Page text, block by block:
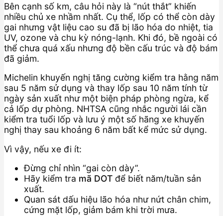
Bên cạnh số km, câu hỏi này là “nút thắt” khiến
nhiều chủ xe nhầm nhất. Cụ thể, lốp có thể còn dày
gai nhưng vật liệu cao su đã bị lão hóa do nhiệt, tia
UV, ozone và chu kỳ nóng-lạnh. Khi đó, bề ngoài có
thể chưa quá xấu nhưng độ bền cấu trúc và độ bám
đã giảm.
Michelin khuyến nghị tăng cường kiểm tra hằng năm
sau 5 năm sử dụng và thay lốp sau 10 năm tính từ
ngày sản xuất như một biện pháp phòng ngừa, kể
cả lốp dự phòng. NHTSA cũng nhắc người lái cần
kiểm tra tuổi lốp và lưu ý một số hãng xe khuyến
nghị thay sau khoảng 6 năm bất kể mức sử dụng.
Vì vậy, nếu xe đi ít:
Đừng chỉ nhìn “gai còn dày”.
Hãy kiểm tra mã DOT để biết năm/tuần sản
xuất.
Quan sát dấu hiệu lão hóa như nứt chân chim,
cứng mặt lốp, giảm bám khi trời mưa.